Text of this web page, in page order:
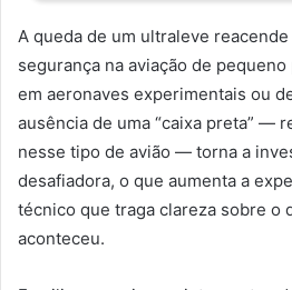
A queda de um ultraleve
segurança na aviação de
em aeronaves experimentais ou
ausência de uma “caixa preta” —
nesse tipo de avião — torna a
desafiadora, o que aumenta a
técnico que traga clareza sobre o
aconteceu.